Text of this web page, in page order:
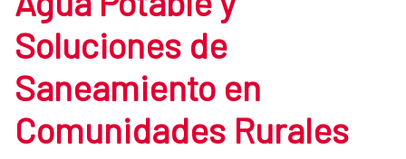
Soluciones de
Saneamiento en
Comunidades Rurales